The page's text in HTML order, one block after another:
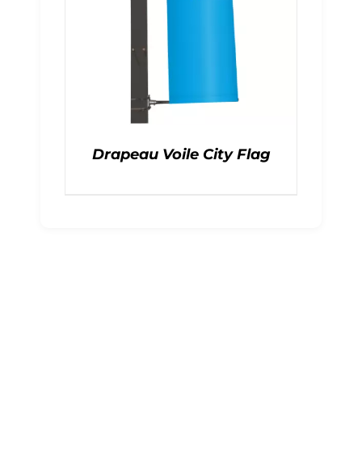
Drapeau Voile City Flag